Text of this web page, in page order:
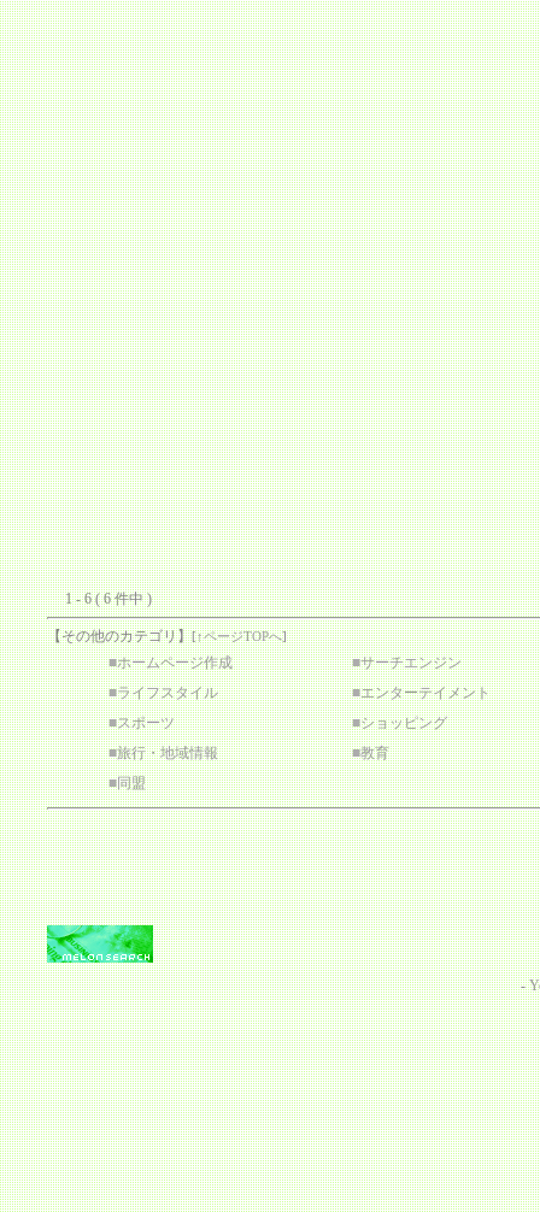
1 - 6 ( 6 件中 )
【その他のカテゴリ】[↑ページTOPへ]
■ホームページ作成 ■サーチエンジン
■ライフスタイル ■エンターテイメント
■スポーツ ■ショッピング
■旅行・地域情報 ■教育
■同盟
-